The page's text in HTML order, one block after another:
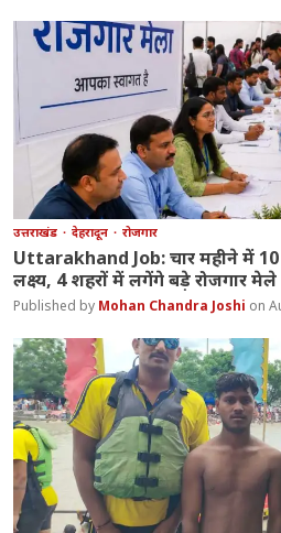
उत्तराखंड देहरादून रोजगार
Uttarakhand Job: चार महीने में
लक्ष्य, 4 शहरों में लगेंगे बड़े रोजगार मेले
Mohan Chandra Joshi